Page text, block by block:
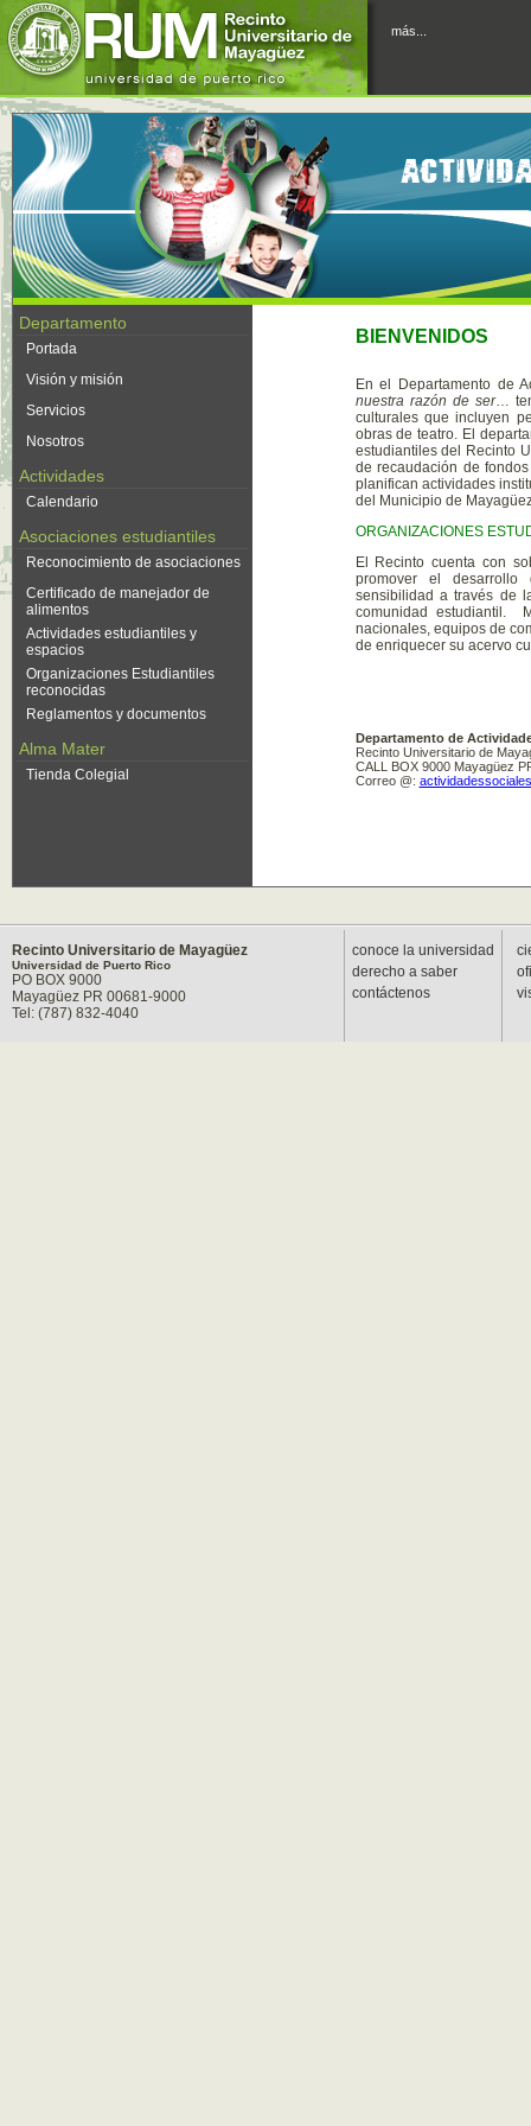
más...
Departamento
Portada
Visión y misión
Servicios
Nosotros
Actividades
Calendario
Asociaciones estudiantiles
Reconocimiento de asociaciones
Certificado de manejador de
alimentos
Actividades estudiantiles y
espacios
Organizaciones Estudiantiles
reconocidas
Reglamentos y documentos
Alma Mater
Tienda Colegial
BIENVENIDOS
En el Departamento de
nuestra razón de ser…
culturales que incluyen
obras de teatro. El
estudiantiles del Recinto
de recaudación de
planifican actividades
del Municipio de
ORGANIZACIONES
El Recinto cuenta con
promover el desarrollo
sensibilidad a través de
comunidad estudiantil.
nacionales, equipos de
de enriquecer su acervo
Departamento de
Recinto Universitario de
CALL BOX 9000 Mayagüez
Correo @:
Recinto Universitario de Mayagüez
Universidad de Puerto Rico
PO BOX 9000
Mayagüez PR 00681-9000
Tel: (787) 832-4040
conoce la universidad
derecho a saber
contáctenos